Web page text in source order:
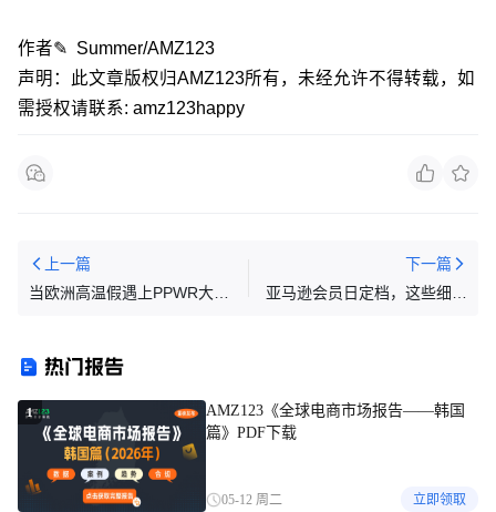
作者✎ Summer/AMZ123
声明：此文章版权归AMZ123所有，未经允许不得转载，如
需授权请联系: amz123happy
上一篇
当欧洲高温假遇上PPWR大
下一篇
亚马逊会员日定档，这些细节
热门报告
1
AMZ123《全球电商市场报告——韩国
篇》PDF下载
05-12 周二 立即领取